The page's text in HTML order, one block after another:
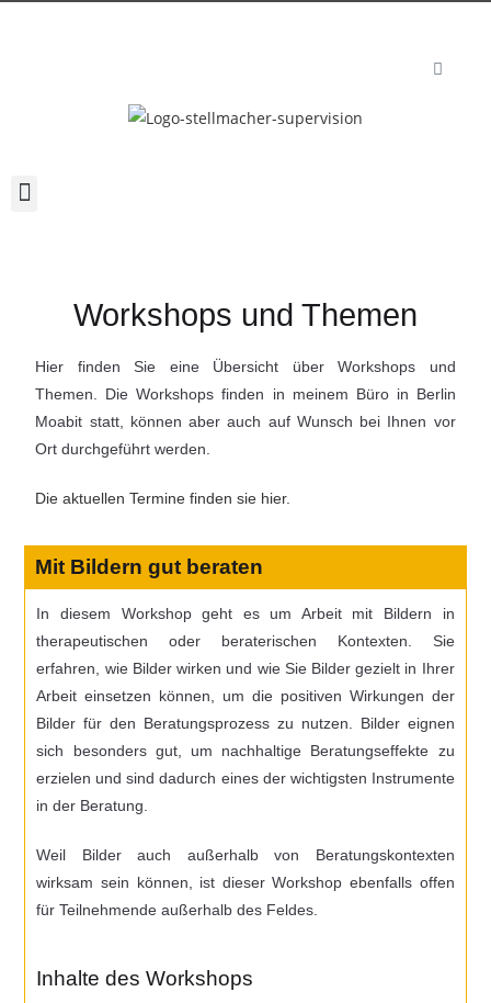
Workshops und Themen
Hier finden Sie eine Übersicht über Workshops und
Themen. Die Workshops finden in meinem Büro in Berlin
Moabit statt, können aber auch auf Wunsch bei Ihnen vor
Ort durchgeführt werden.
Die aktuellen Termine finden sie hier.
Mit Bildern gut beraten
In diesem Workshop geht es um Arbeit mit Bildern in
therapeutischen oder beraterischen Kontexten. Sie
erfahren, wie Bilder wirken und wie Sie Bilder gezielt in Ihrer
Arbeit einsetzen können, um die positiven Wirkungen der
Bilder für den Beratungsprozess zu nutzen. Bilder eignen
sich besonders gut, um nachhaltige Beratungseffekte zu
erzielen und sind dadurch eines der wichtigsten Instrumente
in der Beratung.
Weil Bilder auch außerhalb von Beratungskontexten
wirksam sein können, ist dieser Workshop ebenfalls offen
für Teilnehmende außerhalb des Feldes.
Inhalte des Workshops